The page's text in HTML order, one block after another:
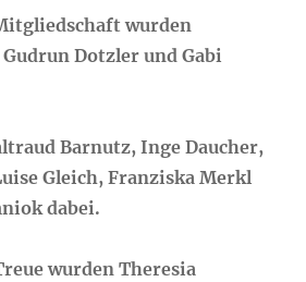
wurden
Dotzler und Gabi
Barnutz, Inge Daucher,
Gleich, Franziska Merkl
dabei.
wurden Theresia